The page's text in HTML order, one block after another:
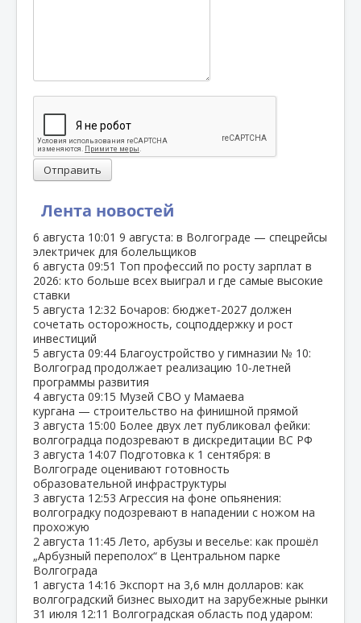
Лента новостей
6 августа 10:01 9 августа: в Волгограде — спецрейсы
электричек для болельщиков
6 августа 09:51 Топ профессий по росту зарплат в
2026: кто больше всех выиграл и где самые высокие
ставки
5 августа 12:32 Бочаров: бюджет‑2027 должен
сочетать осторожность, соцподдержку и рост
инвестиций
5 августа 09:44 Благоустройство у гимназии № 10:
Волгоград продолжает реализацию 10‑летней
программы развития
4 августа 09:15 Музей СВО у Мамаева
кургана — строительство на финишной прямой
3 августа 15:00 Более двух лет публиковал фейки:
волгоградца подозревают в дискредитации ВС РФ
3 августа 14:07 Подготовка к 1 сентября: в
Волгограде оценивают готовность
образовательной инфраструктуры
3 августа 12:53 Агрессия на фоне опьянения:
волгоградку подозревают в нападении с ножом на
прохожую
2 августа 11:45 Лето, арбузы и веселье: как прошёл
„Арбузный переполох“ в Центральном парке
Волгограда
1 августа 14:16 Экспорт на 3,6 млн долларов: как
волгоградский бизнес выходит на зарубежные рынки
31 июля 12:11 Волгоградская область под ударом:
Отправить